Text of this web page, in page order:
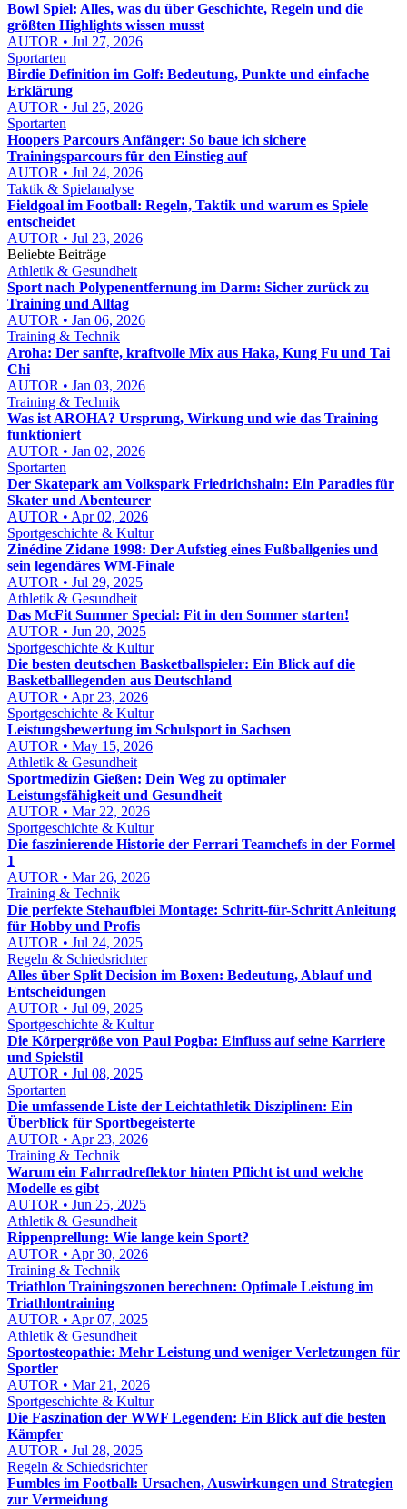
Bowl Spiel: Alles, was du über Geschichte, Regeln und die
größten Highlights wissen musst
AUTOR • Jul 27, 2026
Sportarten
Birdie Definition im Golf: Bedeutung, Punkte und einfache
Erklärung
AUTOR • Jul 25, 2026
Sportarten
Hoopers Parcours Anfänger: So baue ich sichere
Trainingsparcours für den Einstieg auf
AUTOR • Jul 24, 2026
Taktik & Spielanalyse
Fieldgoal im Football: Regeln, Taktik und warum es Spiele
entscheidet
AUTOR • Jul 23, 2026
Beliebte Beiträge
Athletik & Gesundheit
Sport nach Polypenentfernung im Darm: Sicher zurück zu
Training und Alltag
AUTOR • Jan 06, 2026
Training & Technik
Aroha: Der sanfte, kraftvolle Mix aus Haka, Kung Fu und Tai
Chi
AUTOR • Jan 03, 2026
Training & Technik
Was ist AROHA? Ursprung, Wirkung und wie das Training
funktioniert
AUTOR • Jan 02, 2026
Sportarten
Der Skatepark am Volkspark Friedrichshain: Ein Paradies für
Skater und Abenteurer
AUTOR • Apr 02, 2026
Sportgeschichte & Kultur
Zinédine Zidane 1998: Der Aufstieg eines Fußballgenies und
sein legendäres WM-Finale
AUTOR • Jul 29, 2025
Athletik & Gesundheit
Das McFit Summer Special: Fit in den Sommer starten!
AUTOR • Jun 20, 2025
Sportgeschichte & Kultur
Die besten deutschen Basketballspieler: Ein Blick auf die
Basketballlegenden aus Deutschland
AUTOR • Apr 23, 2026
Sportgeschichte & Kultur
Leistungsbewertung im Schulsport in Sachsen
AUTOR • May 15, 2026
Athletik & Gesundheit
Sportmedizin Gießen: Dein Weg zu optimaler
Leistungsfähigkeit und Gesundheit
AUTOR • Mar 22, 2026
Sportgeschichte & Kultur
Die faszinierende Historie der Ferrari Teamchefs in der Formel
1
AUTOR • Mar 26, 2026
Training & Technik
Die perfekte Stehaufblei Montage: Schritt-für-Schritt Anleitung
für Hobby und Profis
AUTOR • Jul 24, 2025
Regeln & Schiedsrichter
Alles über Split Decision im Boxen: Bedeutung, Ablauf und
Entscheidungen
AUTOR • Jul 09, 2025
Sportgeschichte & Kultur
Die Körpergröße von Paul Pogba: Einfluss auf seine Karriere
und Spielstil
AUTOR • Jul 08, 2025
Sportarten
Die umfassende Liste der Leichtathletik Disziplinen: Ein
Überblick für Sportbegeisterte
AUTOR • Apr 23, 2026
Training & Technik
Warum ein Fahrradreflektor hinten Pflicht ist und welche
Modelle es gibt
AUTOR • Jun 25, 2025
Athletik & Gesundheit
Rippenprellung: Wie lange kein Sport?
AUTOR • Apr 30, 2026
Training & Technik
Triathlon Trainingszonen berechnen: Optimale Leistung im
Triathlontraining
AUTOR • Apr 07, 2025
Athletik & Gesundheit
Sportosteopathie: Mehr Leistung und weniger Verletzungen für
Sportler
AUTOR • Mar 21, 2026
Sportgeschichte & Kultur
Die Faszination der WWF Legenden: Ein Blick auf die besten
Kämpfer
AUTOR • Jul 28, 2025
Regeln & Schiedsrichter
Fumbles im Football: Ursachen, Auswirkungen und Strategien
zur Vermeidung